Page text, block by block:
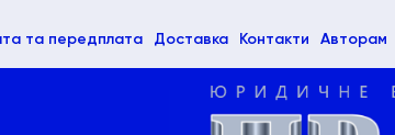
та передплата(current)
Доставка Контакти Авторам